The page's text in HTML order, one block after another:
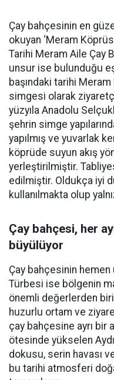
Çay bahçesinin en
okuyan ‘Meram
Tarihi Meram Aile Çay
unsur ise bulunduğu
başındaki tarihi
simgesi olarak
yüzyıla Anadolu
şehrin simge
yapılmış ve yuvarlak
köprüde suyun akış
yerleştirilmiştir.
edilmiştir. Oldukça iyi
kullanılmakta olup
Çay bahçesi, her
büyülüyor
Çay bahçesinin
Türbesi ise bölgenin
önemli değerlerden
huzurlu ortam ve
çay bahçesine ayrı bir
ötesinde yükselen
dokusu, serin havası
bu tarihi atmosferi